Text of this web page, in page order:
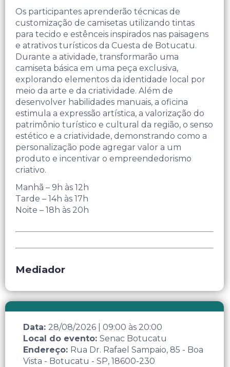
Os participantes aprenderão técnicas de
customização de camisetas utilizando tintas
para tecido e estênceis inspirados nas paisagens
e atrativos turísticos da Cuesta de Botucatu.
Durante a atividade, transformarão uma
camiseta básica em uma peça exclusiva,
explorando elementos da identidade local por
meio da arte e da criatividade. Além de
desenvolver habilidades manuais, a oficina
estimula a expressão artística, a valorização do
patrimônio turístico e cultural da região, o senso
estético e a criatividade, demonstrando como a
personalização pode agregar valor a um
produto e incentivar o empreendedorismo
criativo.
Manhã – 9h às 12h
Tarde – 14h às 17h
Noite – 18h às 20h
Mediador
Data: 28/08/2026 09:00 às 20:00
Local do evento: Senac Botucatu
Endereço: Rua Dr. Rafael Sampaio, 85 - Boa
Vista - Botucatu - SP, 18600-230